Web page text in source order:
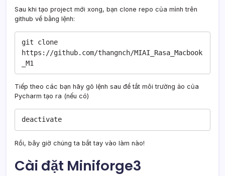
Sau khi tạo project mới xong, bạn clone repo của mình trên
github về bằng lệnh:
git clone
https://github.com/thangnch/MIAI_Rasa_Macbook
_M1
Tiếp theo các bạn hãy gõ lệnh sau để tắt môi trường ảo của
Pycharm tạo ra (nếu có)
deactivate
Rồi, bây giờ chúng ta bắt tay vào làm nào!
Cài đặt Miniforge3